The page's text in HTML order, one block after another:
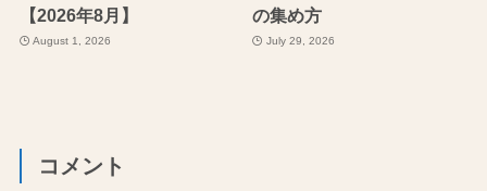
【2026年8月】
August 1, 2026
の集め方
July 29, 2026
コメント